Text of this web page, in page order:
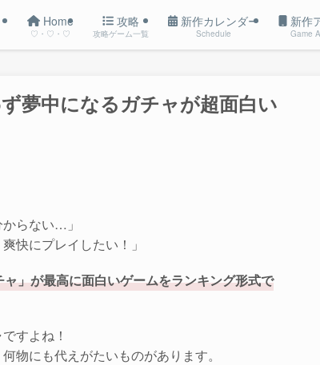
Home
♡・♡・♡
攻略
攻略ゲーム一覧
新作カレンダー
Schedule
新作
Game
夢中になるガチャが超面白い
らない…」
快にプレイしたい！」
」が最高に面白いゲームをランキング形式で
すよね！
物にも代えがたいものがあります。